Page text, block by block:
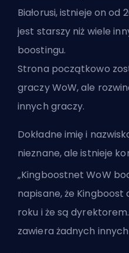
Białorusi, istnieje on od
jest starszy niż wiele
boostingu.
Strona początkowo
graczy WoW, ale
innych graczy.
Dokładne imię i
nieznane, ale istnieje
„Kingboostnet WoW
napisane, że Kingboost
roku i że są
zawiera żadnych